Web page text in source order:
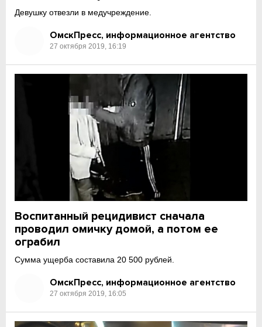
Девушку отвезли в медучреждение.
ОмскПресс, информационное агентство
27 октября 2019, 16:19
Воспитанный рецидивист сначала
проводил омичку домой, а потом ее
ограбил
Сумма ущерба составила 20 500 рублей.
ОмскПресс, информационное агентство
27 октября 2019, 16:05